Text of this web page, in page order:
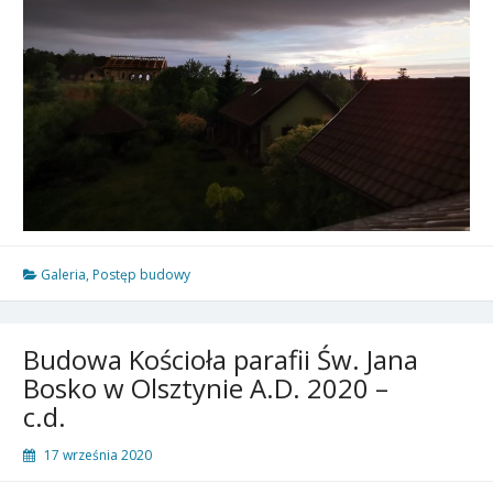
Galeria, Postęp budowy
Budowa Kościoła parafii Św. Jana
Bosko w Olsztynie A.D. 2020 –
c.d.
17 września 2020